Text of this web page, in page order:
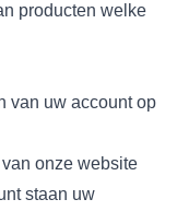
producten welke
van uw account op
onze website
staan uw